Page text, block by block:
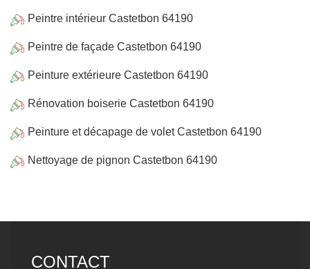
Peintre intérieur Castetbon 64190
Peintre de façade Castetbon 64190
Peinture extérieure Castetbon 64190
Rénovation boiserie Castetbon 64190
Peinture et décapage de volet Castetbon 64190
Nettoyage de pignon Castetbon 64190
CONTACT